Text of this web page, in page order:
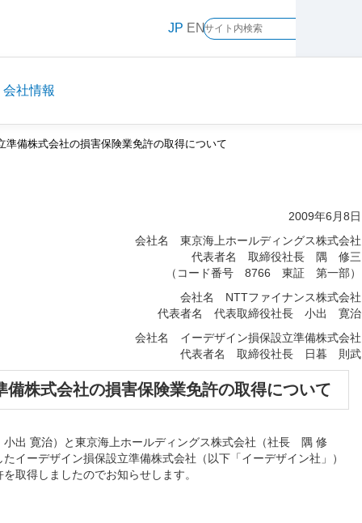
イ
ン
ツ
プ
JP EN
会社情報
準備株式会社の損害保険業免許の取得について
2009年6月8日
会社名 東京海上ホールディングス株式会社
代表者名 取締役社長 隅 修三
（コード番号 8766 東証 第一部）
会社名 NTTファイナンス株式会社
代表者名 代表取締役社長 小出 寛治
会社名 イーデザイン損保設立準備株式会社
代表者名 取締役社長 日暮 則武
備株式会社の損害保険業免許の取得について
出 寛治）と東京海上ホールディングス株式会社（社長 隅 修
イーデザイン損保設立準備株式会社（以下「イーデザイン社」）
取得しましたのでお知らせします。